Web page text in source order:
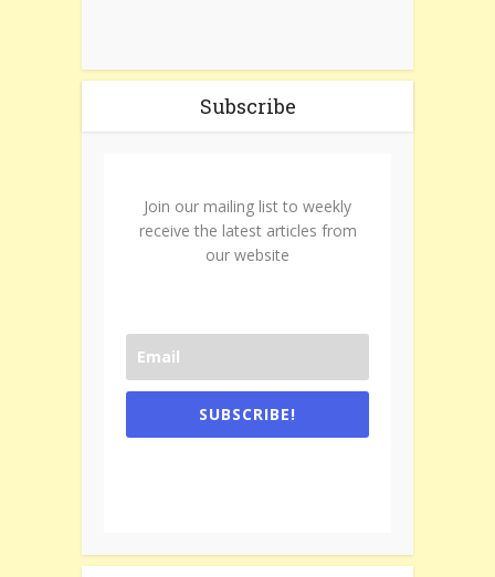
Subscribe
Join our mailing list to weekly
receive the latest articles from
our website
SUBSCRIBE!